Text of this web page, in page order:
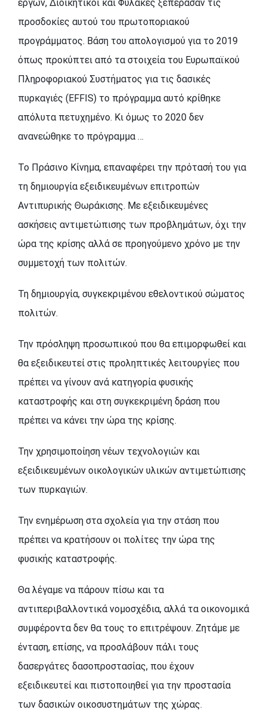
έργων, Διοικητικοί και Φύλακες ξεπέρασαν τις
προσδοκίες αυτού του πρωτοποριακού
προγράμματος. Βάση του απολογισμού για το 2019
όπως προκύπτει από τα στοιχεία του Ευρωπαϊκού
Πληροφοριακού Συστήματος για τις δασικές
πυρκαγιές (EFFIS) το πρόγραμμα αυτό κρίθηκε
απόλυτα πετυχημένο. Κι όμως το 2020 δεν
ανανεώθηκε το πρόγραμμα …
Το Πράσινο Κίνημα, επαναφέρει την πρότασή του για
τη δημιουργία εξειδικευμένων επιτροπών
Αντιπυρικής Θωράκισης. Με εξειδικευμένες
ασκήσεις αντιμετώπισης των προβλημάτων, όχι την
ώρα της κρίσης αλλά σε προηγούμενο χρόνο με την
συμμετοχή των πολιτών.
Τη δημιουργία, συγκεκριμένου εθελοντικού σώματος
πολιτών.
Την πρόσληψη προσωπικού που θα επιμορφωθεί και
θα εξειδικευτεί στις προληπτικές λειτουργίες που
πρέπει να γίνουν ανά κατηγορία φυσικής
καταστροφής και στη συγκεκριμένη δράση που
πρέπει να κάνει την ώρα της κρίσης.
Την χρησιμοποίηση νέων τεχνολογιών και
εξειδικευμένων οικολογικών υλικών αντιμετώπισης
των πυρκαγιών.
Την ενημέρωση στα σχολεία για την στάση που
πρέπει να κρατήσουν οι πολίτες την ώρα της
φυσικής καταστροφής.
Θα λέγαμε να πάρουν πίσω και τα
αντιπεριβαλλοντικά νομοσχέδια, αλλά τα οικονομικά
συμφέροντα δεν θα τους το επιτρέψουν. Ζητάμε με
ένταση, επίσης, να προσλάβουν πάλι τους
δασεργάτες δασοπροστασίας, που έχουν
εξειδικευτεί και πιστοποιηθεί για την προστασία
των δασικών οικοσυστημάτων της χώρας.